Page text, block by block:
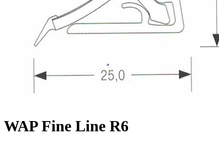
WAP Fine Line R6